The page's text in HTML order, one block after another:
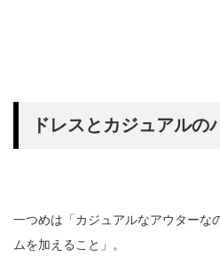
ドレスとカジュアルの
一つめは「カジュアルなアウターな
ムを加えること」。